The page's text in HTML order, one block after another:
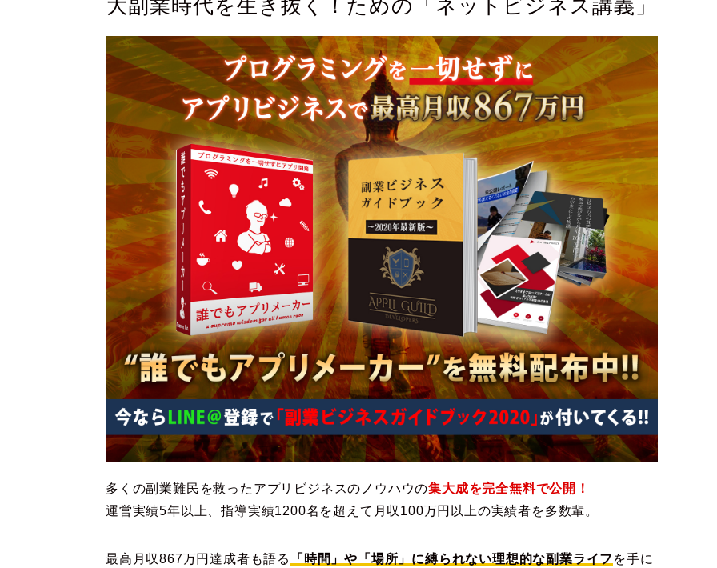
大副業時代を生き抜く！ための「ネットビジネス講義」
多くの副業難民を救ったアプリビジネスのノウハウの集大成を完全無料で公開！
運営実績5年以上、指導実績1200名を超えて月収100万円以上の実績者を多数輩。
最高月収867万円達成者も語る 「時間」や「場所」に縛られない理想的な副業ライフ を手に